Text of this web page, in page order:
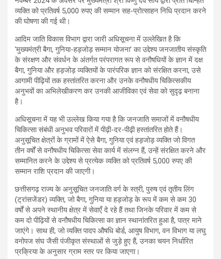
व्यक्ति को प्रतिवर्ष 5,000 रुपए की सम्मान सह-प्रोत्साहन निधि प्रदान करने
की घोषणा की गई थी।
आदिम जाति विकास विभाग द्वारा जारी अधिसूचना में उल्लेखित है कि
‘मुख्यमंत्री बैगा, गुनिया-हड़जोड़ सम्मान योजना’ का उद्देश्य जनजातीय संस्कृति
के संरक्षण और संवर्धन के अंतर्गत परंपरागत रूप से वनौषधियों के ज्ञान में दक्ष
बैगा, गुनिया और हड़जोड़ व्यक्तियों के पारंपरिक ज्ञान को संरक्षित करना, उसे
आगामी पीढ़ियों तक हस्तांतरित करना और उनके वनौषधीय चिकित्सकीय
अनुभवों का अभिलेखीकरण कर उनकी आजीविका एवं सेवा को सुदृढ़ बनाना
है।
अधिसूचना में यह भी उल्लेख किया गया है कि जनजाति समाजों में वनौषधीय
चिकित्सा संबंधी अनुभव परिवारों में पीढ़ी-दर-पीढ़ी हस्तांतरित होते हैं।
अनुसूचित क्षेत्रों के ग्रामों में ऐसे बैगा, गुनिया एवं हड़जोड़ व्यक्ति जो विगत
तीन वर्षों से वनौषधीय चिकित्सा सेवा कार्य में संलग्न हैं, उन्हें संरक्षित करने और
सम्मानित करने के उद्देश्य से प्रत्येक व्यक्ति को प्रतिवर्ष 5,000 रुपए की
सम्मान राशि प्रदान की जाएगी।
छत्तीसगढ़ राज्य के अनुसूचित जनजाति वर्ग के स्त्री, पुरुष एवं तृतीय लिंग
(ट्रांसजेंडर) व्यक्ति, जो बैगा, गुनिया या हड़जोड़ के रूप में कम से कम 30
वर्षों से अपने स्थानीय क्षेत्र में सेवाएँ दे रहे हैं तथा जिनके परिवार में कम से
कम दो पीढ़ियों से वनौषधीय चिकित्सा का ज्ञान स्थानांतरित हुआ है, पात्र माने
जाएंगे। साथ ही, जो व्यक्ति पादप औषधि बोर्ड, आयुष विभाग, वन विभाग या लघु
वनोपज संघ जैसी पंजीकृत संस्थाओं से जुड़े हुए हैं, उनका चयन निर्धारित
प्रक्रिया के अनुसार ग्राम स्तर पर किया जाएगा।